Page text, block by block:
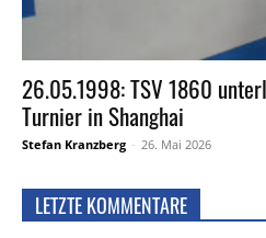
26.05.1998: TSV 1860
Turnier in Shanghai
Stefan Kranzberg - 26. Mai 2026
LETZTE KOMMENTARE